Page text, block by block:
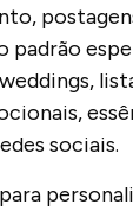
padrão
sociais.